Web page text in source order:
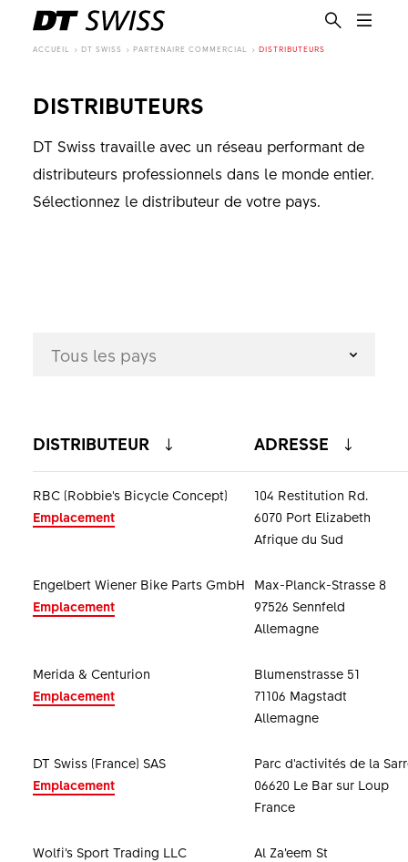
ACCUEIL DT SWISS PARTENAIRE COMMERCIAL DISTRIBUTEURS
DISTRIBUTEURS
DT Swiss travaille avec un réseau performant de
distributeurs professionnels dans le monde entier.
Sélectionnez le distributeur de votre pays.
Tous les pays
DISTRIBUTEUR ADRESSE
RBC (Robbie's Bicycle Concept)
Emplacement
104 Restitution Rd.
6070 Port Elizabeth
Afrique du Sud
Engelbert Wiener Bike Parts GmbH
Emplacement
Max-Planck-Strasse 8
97526 Sennfeld
Allemagne
Merida & Centurion
Emplacement
Blumenstrasse 51
71106 Magstadt
Allemagne
DT Swiss (France) SAS
Emplacement
Parc d'activités de la
06620 Le Bar sur Loup
France
Wolfi’s Sport Trading LLC
Al Za’eem St